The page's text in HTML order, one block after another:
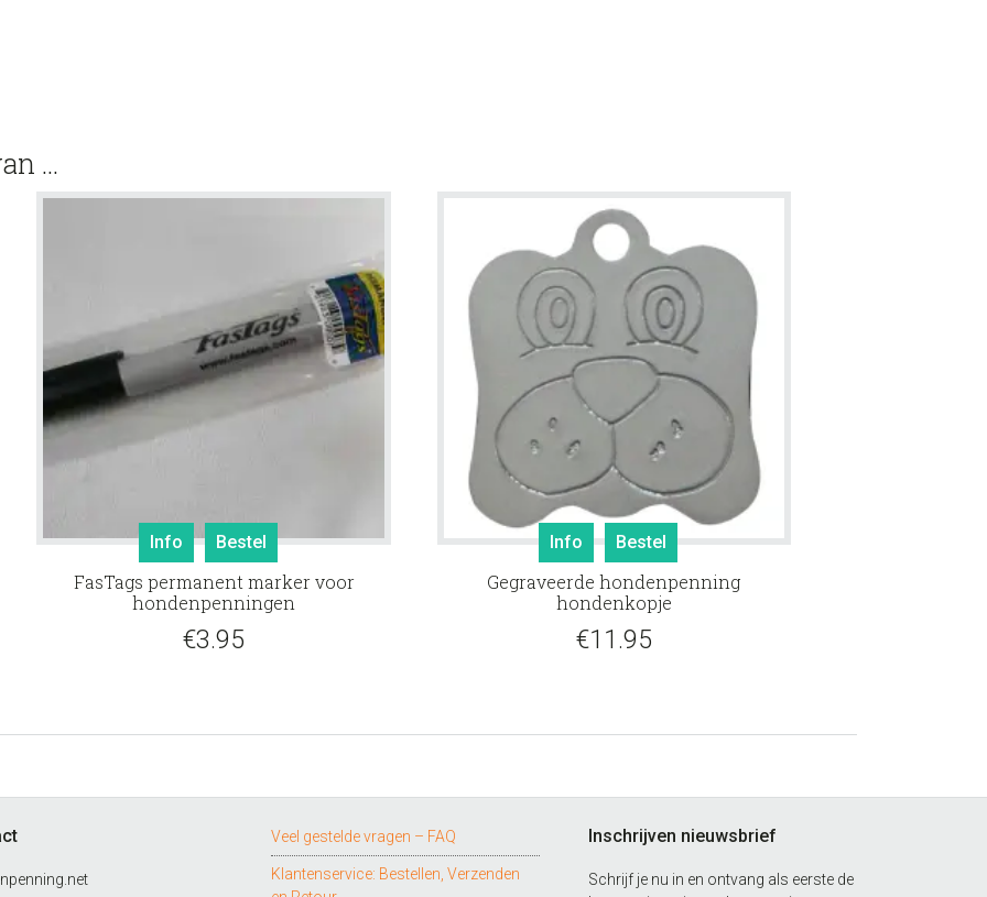
…
Info Bestel
FasTags permanent marker voor
hondenpenningen
€3.95
Info Bestel
Gegraveerde hondenpenning
hondenkopje
€11.95
Veel gestelde vragen – FAQ
Klantenservice: Bestellen, Verzenden
Inschrijven nieuwsbrief
Schrijf je nu in en ontvang als eerste de